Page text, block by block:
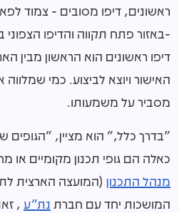
ראשונים, דיפו מסובים - צמוד
-באזור פתח תקווה והדיפו
דיפו ראשונים הוא הראשון מבין
האישור ויוצא לביצוע. כמי
מסביר על משמעותו.
"בדרך כלל," הוא מציין, "הגופים
כאלה הם גופי תכנון מקומיים
מנהל התכנון (המועצה הארצית
המושכות יחד עם חברת נת"ע ,